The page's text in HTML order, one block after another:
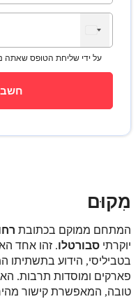
*על ידי שליחת הטופס שאתה
מִקוּם
המתחם ממוקם בכתובת
יוקרתי סבורטלו. זהו אחד
בטביליסי, הידוע בתשתיתו
פארקים ומוסדות תרבות.
טובה, המאפשרת קישור